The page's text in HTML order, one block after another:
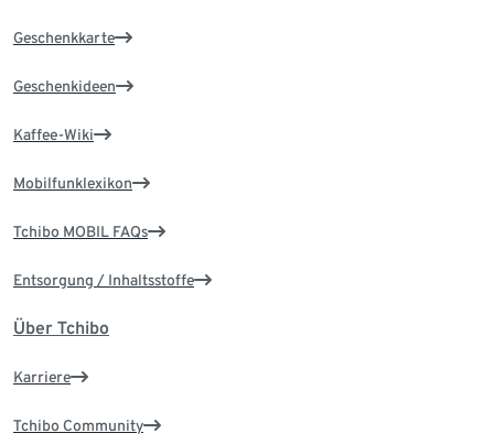
Geschenkkarte
Geschenkideen
Kaffee-Wiki
Mobilfunklexikon
Tchibo MOBIL FAQs
Entsorgung / Inhaltsstoffe
Über Tchibo
Karriere
Tchibo Community